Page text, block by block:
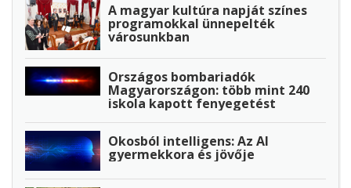
A magyar kultúra napját színes
programokkal ünnepelték
városunkban
Országos bombariadók
Magyarországon: több mint 240
iskola kapott fenyegetést
Okosból intelligens: Az AI
gyermekkora és jövője